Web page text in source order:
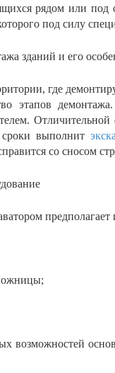
рядом или под
под силу
зданий и его
где
этапов
выполнит
со сносом
возможностей